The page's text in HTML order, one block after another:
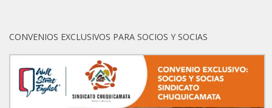
CONVENIOS EXCLUSIVOS PARA SOCIOS Y SOCIAS